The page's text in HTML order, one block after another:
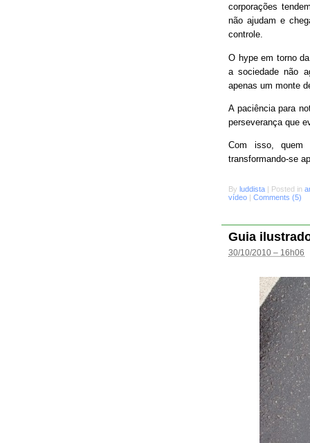
corporações
não ajudam e
controle.
O hype em torno
a sociedade não
apenas um monte
A paciência para
perseverança que
Com isso, quem
transformando-se
By luddista | Posted in
vídeo | Comments (5)
Guia
30/10/2010 – 16h06